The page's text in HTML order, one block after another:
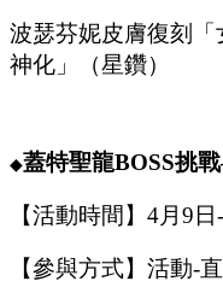
波瑟芬妮皮膚復刻
神化」（星鑽）
◆蓋特聖龍BOSS挑戰
【活動時間】 4月 9 日
【參與方式】 活動-